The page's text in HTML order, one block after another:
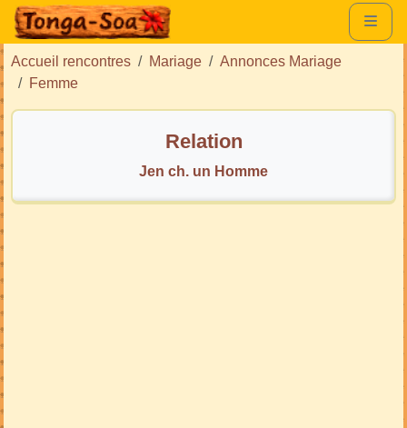
Accueil rencontres Mariage
Annonces Mariage
Femme
Relation
Jen ch. un Homme